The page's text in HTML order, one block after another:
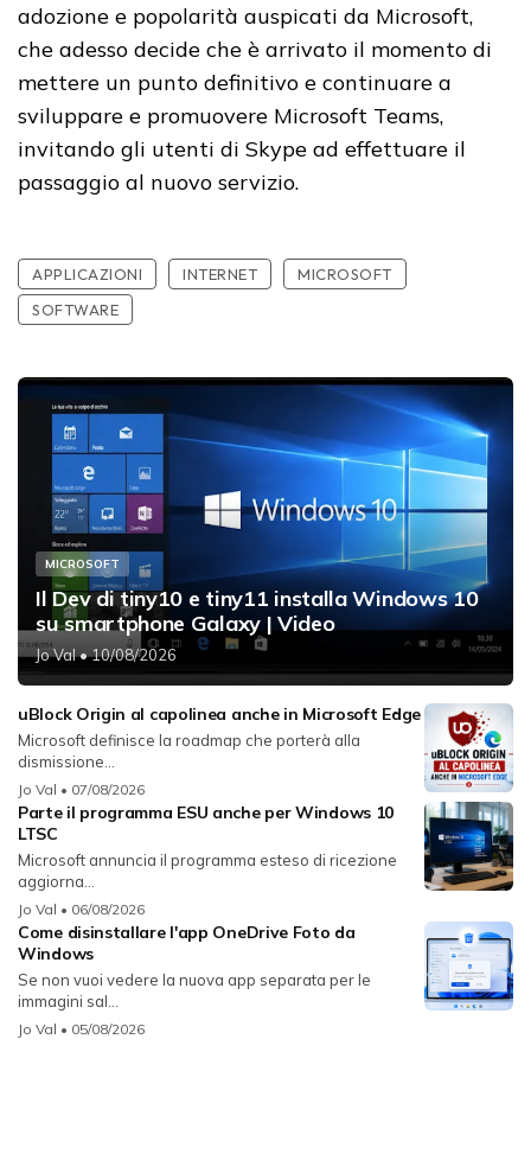
adozione e popolarità auspicati da Microsoft,
che adesso decide che è arrivato il momento di
mettere un punto definitivo e continuare a
sviluppare e promuovere Microsoft Teams,
invitando gli utenti di Skype ad effettuare il
passaggio al nuovo servizio.
APPLICAZIONI INTERNET
MICROSOFT
SOFTWARE
MICROSOFT
Il Dev di tiny10 e tiny11 installa Windows 10
su smartphone Galaxy | Video
Jo Val• 10/08/2026
uBlock Origin al capolinea anche in Microsoft Edge
Microsoft definisce la roadmap che porterà alla
dismissione...
Jo Val • 07/08/2026
Parte il programma ESU anche per Windows 10
LTSC
Microsoft annuncia il programma esteso di ricezione
aggiorna...
Jo Val • 06/08/2026
Come disinstallare l'app OneDrive Foto da
Windows
Se non vuoi vedere la nuova app separata per le
immagini sal...
Jo Val • 05/08/2026